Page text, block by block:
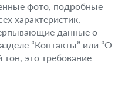
фото, подробные
характеристик,
данные о
“Контакты” или “О
это требование